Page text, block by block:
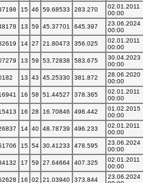
15 46 59.68533 283.270
02.01.2011
00:00
13 59 45.37701 645.397
23.06.2024
00:00
14 27 21.80473 356.025
02.01.2011
00:00
13 59 53.72838 583.675
30.04.2023
00:00
13 43 45.25330 381.872
28.06.2020
00:00
16 58 51.44527 378.365
02.01.2011
00:00
16 28 16.70846 498.442
01.02.2015
00:00
14 40 48.78739 496.233
02.01.2011
00:00
15 54 30.41233 478.595
23.06.2024
00:00
17 59 27.64664 407.325
02.01.2011
00:00
16 02 21.03940 373.844
23.06.2024